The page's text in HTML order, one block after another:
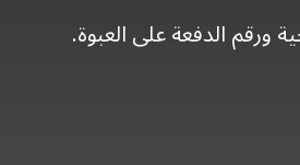
ورقم الدفعة على العبوة.